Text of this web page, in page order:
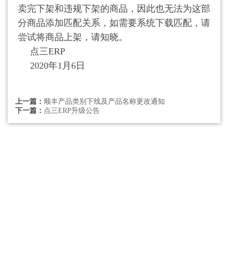
卖完下架和违规下架的商品，因此也无法为这部
分商品添加匹配关系，如需要系统下载匹配，请
尝试将商品上架，请知晓。
点三ERP
2020年1月6日
上一篇： 顺丰产品类别下线及产品名称更改通知
下一篇： 点三ERP升级公告